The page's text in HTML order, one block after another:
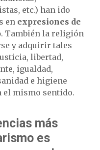
etc.) han ido
en expresiones de
. También la religión
y adquirir tales
libertad,
igualdad,
e higiene
el mismo sentido.
más
es